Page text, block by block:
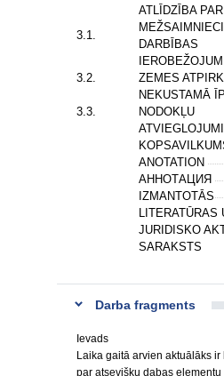
3.1.
ATLĪDZĪBA PAR
DARBĪBAS
3.2. ZEMES
3.3.
NEKUSTAMĀ
NODOKĻU
ATVIEGLOJUMI
ANOTATION
АННОТАЦИЯ
IZMANTOTĀS
LITERATŪRAS
JURIDISKO
SARAKSTS
Darba fragments
Ievads
Laika gaitā arvien aktuālāks
par atsevišķu dabas